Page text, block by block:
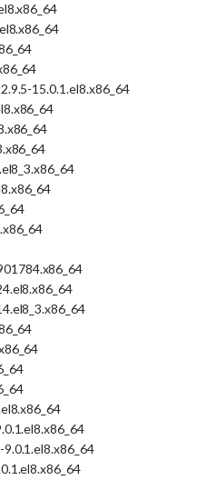
15.0.1.el8.x86_64